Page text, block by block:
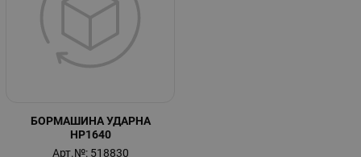
БОРМАШИНА УДАРНА
HP1640
Арт.№: 518830